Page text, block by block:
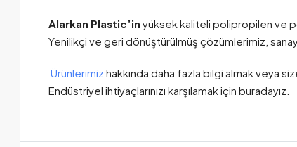
Alarkan Plastic’in yüksek kaliteli polipropilen ve
Yenilikçi ve geri dönüştürülmüş çözümlerimiz,
Ürünlerimiz hakkında daha fazla bilgi almak veya
Endüstriyel ihtiyaçlarınızı karşılamak için buradayız.